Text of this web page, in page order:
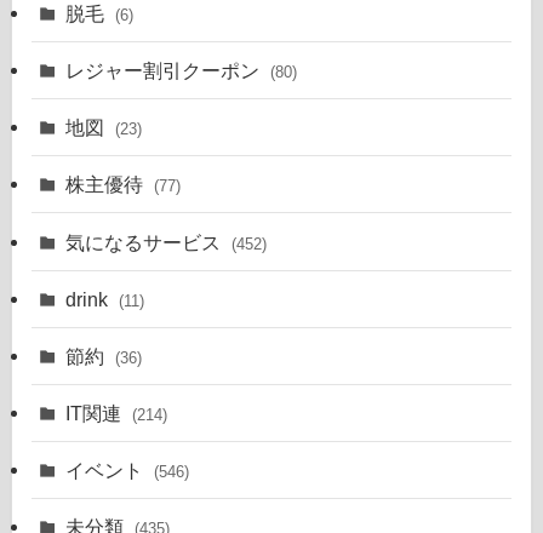
脱毛 (6)
レジャー割引クーポン (80)
地図 (23)
株主優待 (77)
気になるサービス (452)
drink (11)
節約 (36)
IT関連 (214)
イベント (546)
未分類 (435)